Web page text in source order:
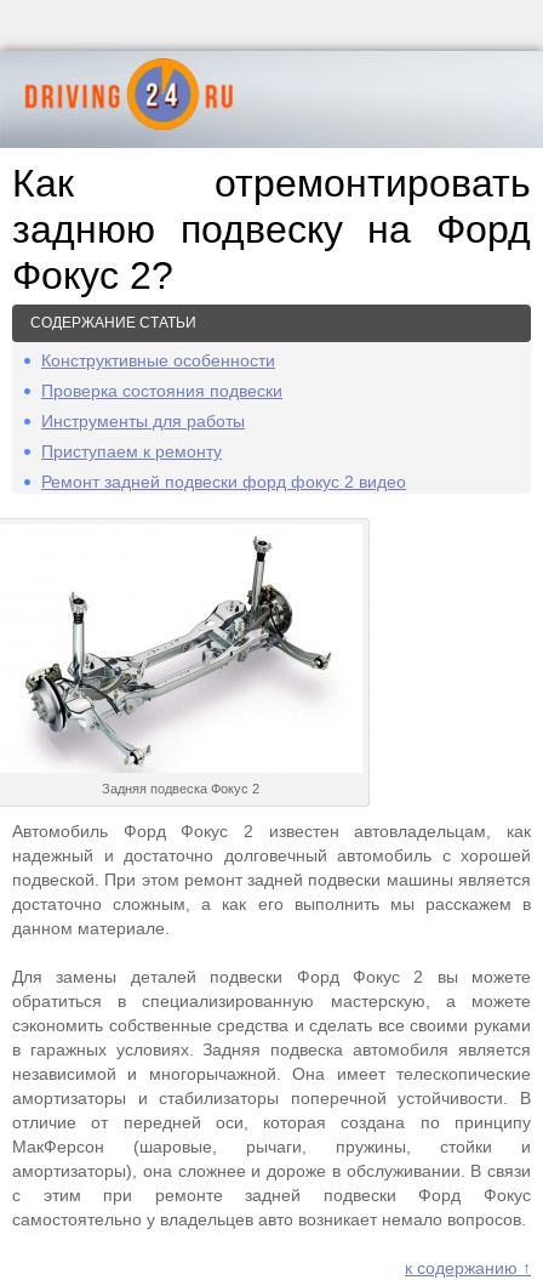
Как отремонтировать
заднюю подвеску на Форд
Фокус 2?
СОДЕРЖАНИЕ СТАТЬИ
Конструктивные особенности
Проверка состояния подвески
Инструменты для работы
Приступаем к ремонту
Ремонт задней подвески форд фокус 2 видео
Задняя подвеска Фокус 2
Автомобиль Форд Фокус 2 известен автовладельцам, как
надежный и достаточно долговечный автомобиль с хорошей
подвеской. При этом ремонт задней подвески машины является
достаточно сложным, а как его выполнить мы расскажем в
данном материале.
Для замены деталей подвески Форд Фокус 2 вы можете
обратиться в специализированную мастерскую, а можете
сэкономить собственные средства и сделать все своими руками
в гаражных условиях. Задняя подвеска автомобиля является
независимой и многорычажной. Она имеет телескопические
амортизаторы и стабилизаторы поперечной устойчивости. В
отличие от передней оси, которая создана по принципу
МакФерсон (шаровые, рычаги, пружины, стойки и
амортизаторы), она сложнее и дороже в обслуживании. В связи
с этим при ремонте задней подвески Форд Фокус
самостоятельно у владельцев авто возникает немало вопросов.
к содержанию ↑